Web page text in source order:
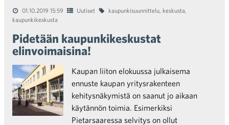
01.10.2019 15:59 Uutiset kaupunkisuunnittelu, keskusta,
kaupunkikeskusta
Pidetään kaupunkikeskustat
elinvoimaisina!
Kaupan liiton elokuussa julkaisema
ennuste kaupan yritysrakenteen
kehitysnäkymistä on saanut jo aikaan
käytännön toimia. Esimerkiksi
Pietarsaaressa selvitys on ollut